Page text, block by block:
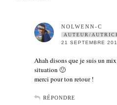
NOLWENN-C
AUTEUR/
21 SEPTEMBRE
Ahah disons que je suis un
situation 🙂
merci pour ton retour !
RÉPONDRE